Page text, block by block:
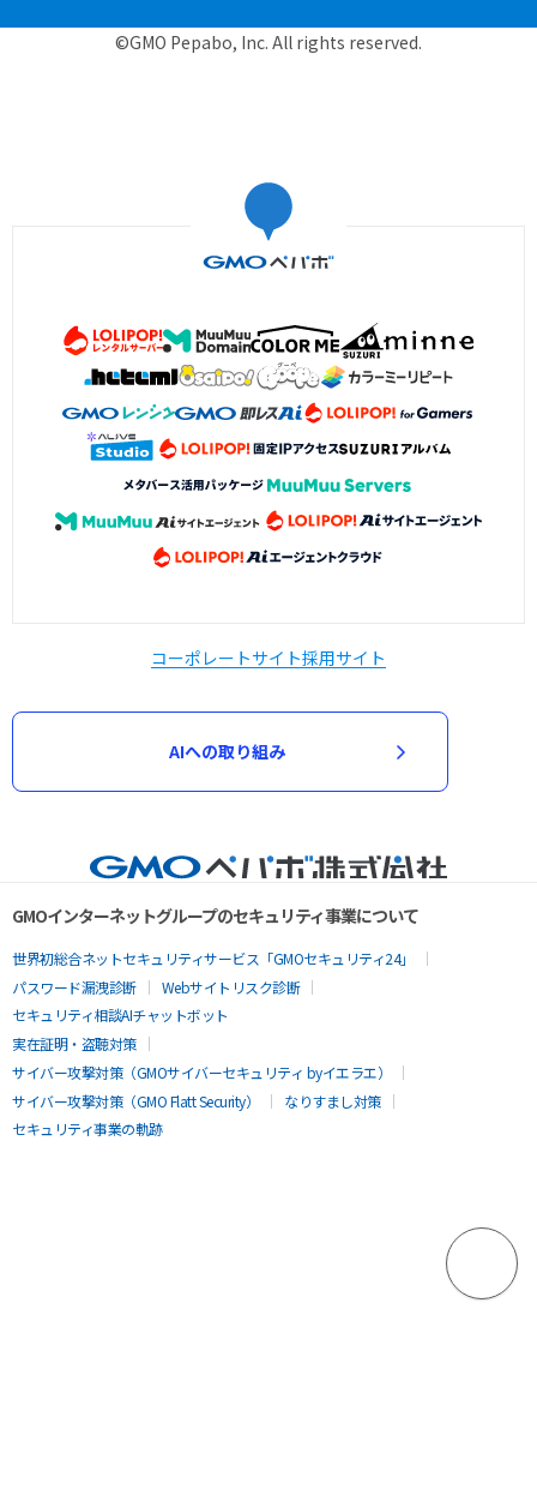
©GMO Pepabo, Inc. All rights reserved.
コーポレートサイト採用サイト
AIへの取り組み
GMOインターネットグループのセキュリティ事業について
世界初総合ネットセキュリティサービス「GMOセキュリティ24」
パスワード漏洩診断
Webサイトリスク診断
セキュリティ相談AIチャットボット
実在証明・盗聴対策
サイバー攻撃対策（GMOサイバーセキュリティ byイエラエ）
サイバー攻撃対策（GMO Flatt Security）
なりすまし対策
セキュリティ事業の軌跡